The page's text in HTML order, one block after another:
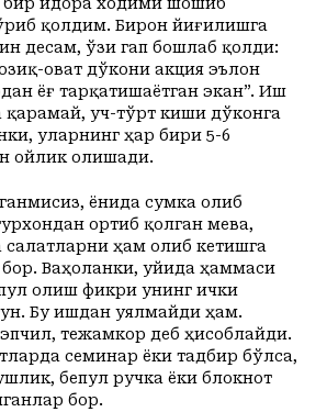
қолдим. Бирон йиғилишга
десам, ўзи гап бошлаб қолди:
оват дўкони акция эълон
ёғ тарқатишаётган экан”. Иш
қарамай, уч-тўрт киши дўконга
уларнинг ҳар бири 5-6
ойлик олишади.
ёнида сумка олиб
ортиб қолган мева,
салатларни ҳам олиб кетишга
Ваҳоланки, уйида ҳаммаси
олиш фикри унинг ички
Бу ишдан уялмайди ҳам.
тежамкор деб ҳисоблайди.
семинар ёки тадбир бўлса,
бепул ручка ёки блокнот
бор.